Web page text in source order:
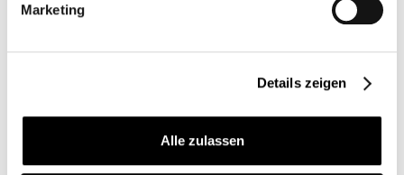
Marketing
Details zeigen
Alle zulassen